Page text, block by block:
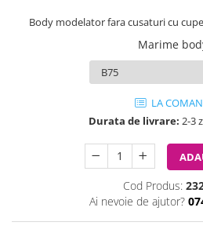
Body modelator fara cusaturi cu
Marime
LA
Durata de livrare: 2-3
Cod Produs:
Ai nevoie de ajutor?